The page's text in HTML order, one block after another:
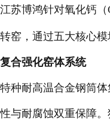
江苏博鸿针对氧化钙
转窑，通过五大核心模
复合强化窑体系统
特种耐高温合金钢筒
性与耐腐蚀双重保障。